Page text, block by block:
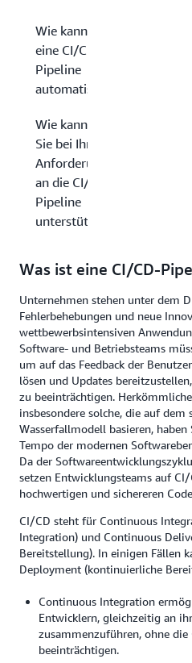
Wie kann man
eine CI/CD-
Pipeline
automatisieren?
Wie kann AWS
Sie bei Ihren
Anforderungen
an die CI/CD-
Pipeline
unterstützen?
Was ist eine CI/CD-
Unternehmen stehen unter dem
Fehlerbehebungen und neue
wettbewerbsintensiven
Software- und Betriebsteams
um auf das Feedback der
lösen und Updates
zu beeinträchtigen.
insbesondere solche, die auf dem
Wasserfallmodell basieren,
Tempo der modernen
Da der
setzen Entwicklungsteams auf
hochwertigen und sichereren
CI/CD steht für Continuous
Integration) und Continuous
Bereitstellung). In einigen Fällen
Deployment (kontinuierliche
Continuous Integration
Entwicklern, gleichzeitig an
zusammenzuführen, ohne
beeinträchtigen.